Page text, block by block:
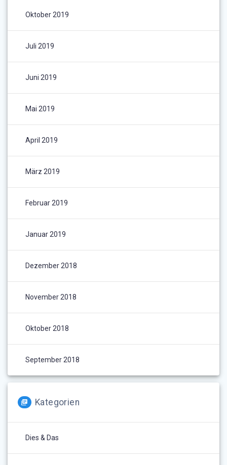
Oktober 2019
Juli 2019
Juni 2019
Mai 2019
April 2019
März 2019
Februar 2019
Januar 2019
Dezember 2018
November 2018
Oktober 2018
September 2018
Kategorien
Dies & Das